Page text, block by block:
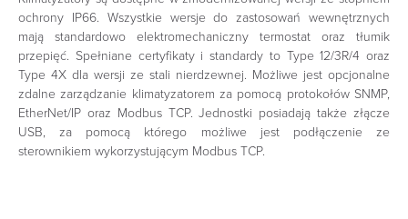
ochrony IP66. Wszystkie wersje do zastosowań wewnętrznych
mają standardowo elektromechaniczny termostat oraz tłumik
przepięć. Spełniane certyfikaty i standardy to Type 12/3R/4 oraz
Type 4X dla wersji ze stali nierdzewnej. Możliwe jest opcjonalne
zdalne zarządzanie klimatyzatorem za pomocą protokołów SNMP,
EtherNet/IP oraz Modbus TCP. Jednostki posiadają także złącze
USB, za pomocą którego możliwe jest podłączenie ze
sterownikiem wykorzystującym Modbus TCP.